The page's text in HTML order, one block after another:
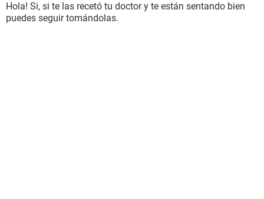
Hola! Si, si te las recetó tu doctor y te están sentando bien
puedes seguir tomándolas.